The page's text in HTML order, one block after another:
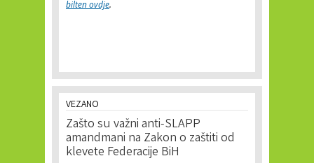
bilten ovdje.
VEZANO
Zašto su važni anti-SLAPP
amandmani na Zakon o zaštiti od
klevete Federacije BiH